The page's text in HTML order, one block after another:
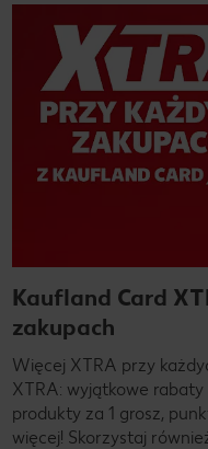
Kaufland Card
zakupach
Więcej XTRA przy
XTRA: wyjątkowe rabaty
produkty za 1 grosz,
więcej! Skorzystaj